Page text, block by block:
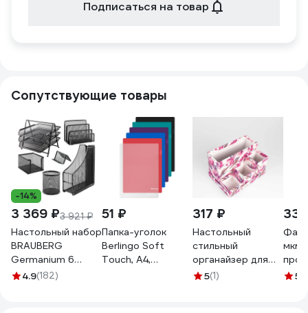
Подписаться на товар
Сопутствующие товары
-14%
3 369 ₽3 921 ₽
Настольный набор
BRAUBERG
Germanium 6
предметов,
4.9(182)
51 ₽
Папка-уголок
Berlingo Soft
Touch, А4,
317 ₽
Настольный
стильный
органайзер для
хранения
5(1)
мкм
5